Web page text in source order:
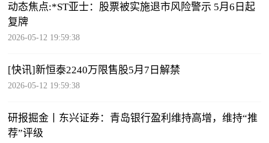
动态焦点:*ST亚士：股票被实施退市风险警示 5月6日起
复牌
2026-05-12 19:59:38
[快讯]新恒泰2240万限售股5月7日解禁
2026-05-12 19:59:38
研报掘金丨东兴证券：青岛银行盈利维持高增，维持“推
荐”评级